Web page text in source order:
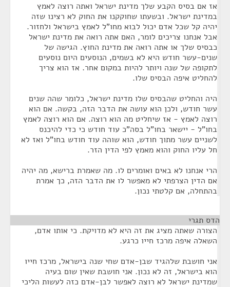
אז אם בסיס הקבע שלך מדינת ישראל ואתה רוצה לאמץ
במדינת ישראל. ובשעתו שחוקקנו את החוק לא רצינו שזה
יהיה קל שכל אדם יכול לבוא מחו"ל לאמץ בישראל ולחזור.
אבל אנחנו צריכים לומר, האם אתה רואה את מדינת ישראל
כבסיס שלך או אתה רואה את מדינת החוץ. הגישה של
שנים-עשר חודש היא לא בשמים, הנוסעים היום נוסעים
לתקופה של שנה ויותר להיות במקום אחר. אז הוא צריך
להחליט איפה הבסיס שלו.
היה והחליט שהבסיס שלו מדינת ישראל, כלומר שהה שנים
עשר חודש, ולכן הוא עושה את הדבר הזה, בקשה. אם הוא
רוצה לאמץ - אז שיחליט מה הוא רוצה. אם הוא רוצה לאמץ
בחו"ל - יישאר בחו"ל בסה"כ עוד חודש כי כדי להיכנס
לשניים עשר מתוך חודש, הוא שוהה עוד חודש בחו"ל ואז לא
חל עליו החוק והוא מאמץ לפי הדין הזר.
הרי אנחנו לא באים ואומרים לו. מה שאמרת ברישא, מה יהיה
אם הדין הצרפתי לא מאפשר לו את הדבר הזה, כך אמרת
בהתחלה, אם קלטתי נכון.
הדס תגרי
הצורה שאתה מציג את זה היא לא מדויקת. כי אותו אדם,
השאלה איפה מרכז חייו כרגע.
אני חושבת שלהגיד שבן-אדם שחי שנה בישראל, מרכז חייו
הוא בישראל, זה לא נכון. אני חושבת שאין שום בעיה
שמדינת ישראל לא רוצה לאפשר לבן-אדם כזה לעשות הליכי